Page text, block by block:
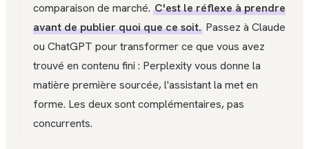
comparaison de marché. C'est le réflexe à prendre
avant de publier quoi que ce soit. Passez à Claude
ou ChatGPT pour transformer ce que vous avez
trouvé en contenu fini : Perplexity vous donne la
matière première sourcée, l'assistant la met en
forme. Les deux sont complémentaires, pas
concurrents.